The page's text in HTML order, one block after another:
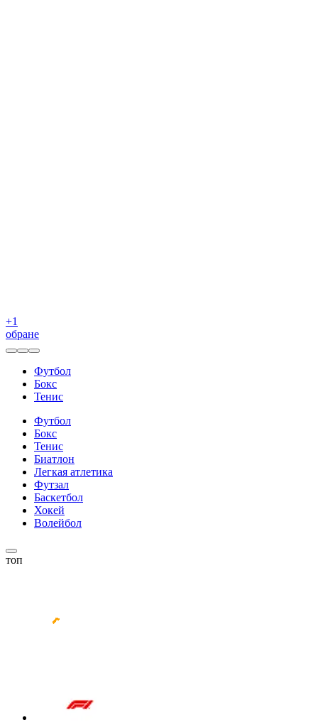
+1
обране
Футбол
Бокс
Тенис
Футбол
Бокс
Тенис
Биатлон
Легкая атлетика
Футзал
Баскетбол
Хокей
Волейбол
топ